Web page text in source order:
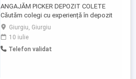
ANGAJĂM PICKER DEPOZIT COLETE
Căutăm colegi cu experiență în depozit
pentru activitatea de pregătire a coletelor.
Cerințe: Minimum 8 clase Cazier judiciar
curat Experiență minimă în depozit Oferim:
Salariu: 2.650 lei NET Tichete de masă:
Giurgiu, Giurgiu
10 iulie
Telefon validat